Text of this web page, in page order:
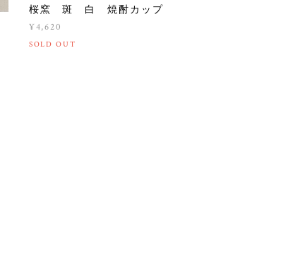
桜窯 斑 白 焼酎カップ
¥4,620
SOLD OUT